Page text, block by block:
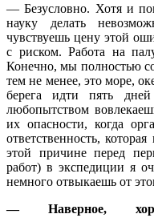
— Безусловно. Хотя и
науку делать
чувствуешь цену этой
с риском. Работа на
Конечно, мы полностью
тем не менее, это море,
берега идти пять
любопытством
их опасности, когда
ответственность,
этой причине перед
работ) в экспедиции я
немного отвыкаешь от
— Наверное,